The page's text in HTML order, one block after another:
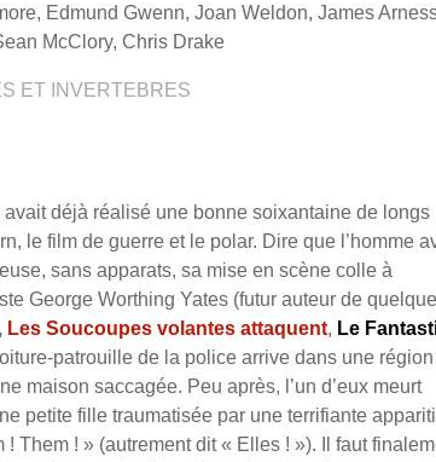
Edmund Gwenn, Joan Weldon, James
McClory, Chris Drake
ET INVERTEBRES
avait déjà réalisé une bonne soixantaine de longs
le film de guerre et le polar. Dire que l’homme
sans apparats, sa mise en scène colle à
George Worthing Yates (futur auteur de
Les Soucoupes volantes attaquent, Le
patrouille de la police arrive dans une région
maison saccagée. Peu après, l’un d’eux meurt
petite fille traumatisée par une terrifiante
Them ! » (autrement dit « Elles ! »). Il faut